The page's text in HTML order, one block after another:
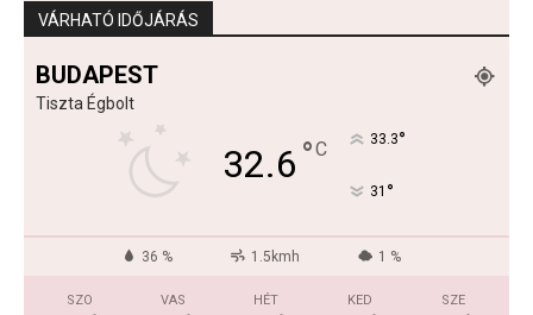
VÁRHATÓ IDŐJÁRÁS
BUDAPEST
Tiszta Égbolt
32.6 °C 33.3°
31 °
36 % 1.5kmh 1 %
SZO VAS HÉT KED SZE